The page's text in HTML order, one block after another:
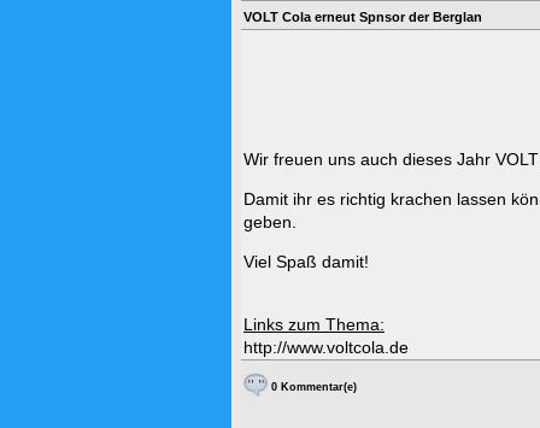
VOLT Cola erneut Spnsor der Berglan
Wir freuen uns auch dieses Jahr
Damit ihr es richtig krachen lassen
geben.
Viel Spaß damit!
Links zum Thema:
http://www.voltcola.de
0 Kommentar(e)